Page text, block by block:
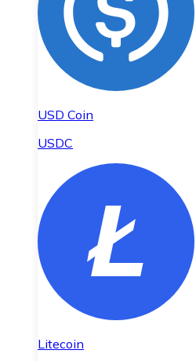
USD Coin
USDC
Litecoin